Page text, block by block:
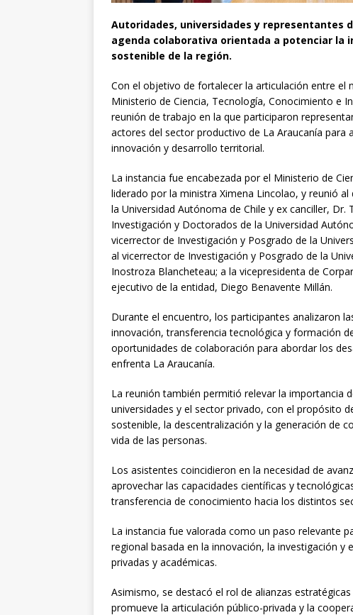
Autoridades, universidades y representantes
agenda colaborativa orientada a potenciar la
sostenible de la región.
Con el objetivo de fortalecer la articulación entre
Ministerio de Ciencia, Tecnología, Conocimiento e
reunión de trabajo en la que participaron
actores del sector productivo de La Araucanía para
innovación y desarrollo territorial.
La instancia fue encabezada por el Ministerio de
liderado por la ministra Ximena Lincolao, y reunió
la Universidad Autónoma de Chile y ex canciller,
Investigación y Doctorados de la Universidad
vicerrector de Investigación y Posgrado de la
al vicerrector de Investigación y Posgrado de la
Inostroza Blancheteau; a la vicepresidenta de
ejecutivo de la entidad, Diego Benavente Millán.
Durante el encuentro, los participantes analizaron
innovación, transferencia tecnológica y formación
oportunidades de colaboración para abordar los
enfrenta La Araucanía.
La reunión también permitió relevar la importancia
universidades y el sector privado, con el propósito
sostenible, la descentralización y la generación de
vida de las personas.
Los asistentes coincidieron en la necesidad de
aprovechar las capacidades científicas y
transferencia de conocimiento hacia los distintos
La instancia fue valorada como un paso relevante
regional basada en la innovación, la investigación
privadas y académicas.
Asimismo, se destacó el rol de alianzas
promueve la articulación público-privada y la